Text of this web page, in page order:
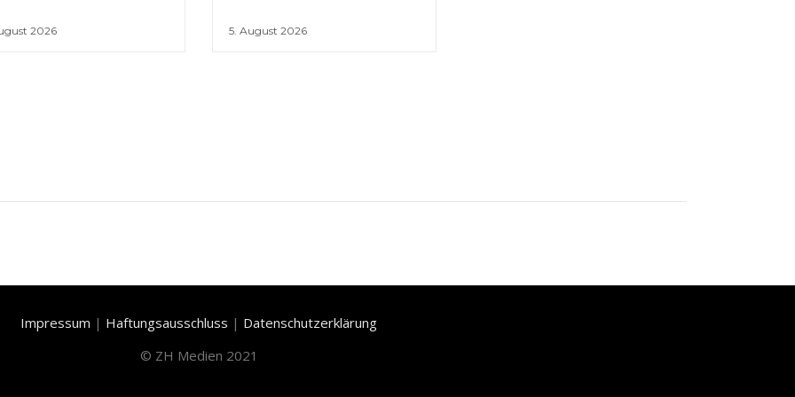
2026 5. August 2026
Impressum | Haftungsausschluss | Datenschutzerklärung
© ZH Medien 2021